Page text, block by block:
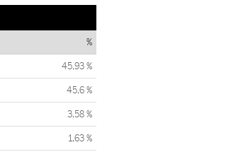
%
45,93 %
45,6 %
3,58 %
1,63 %